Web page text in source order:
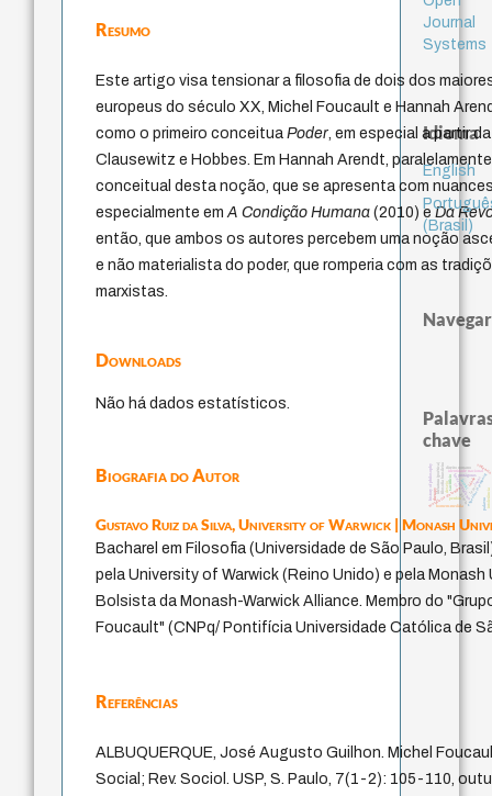
Resumo
Este artigo visa tensionar a filosofia de dois dos
europeus do século XX, Michel Foucault e Hannah
como o primeiro conceituaPoder, em especial a partir
Clausewitz e Hobbes. Em Hannah Arendt,
conceitual desta noção, que se apresenta com
especialmente emA Condição Humana (2010) eDa
então, que ambos os autores percebem uma noção
e não materialista do poder, que romperia com as
marxistas.
Downloads
Não há dados estatísticos.
Biografia do Autor
Gustavo Ruiz da Silva,University of Warwick | Monash
Bacharel em Filosofia (Universidade de São Paulo,
pela University of Warwick (Reino Unido) e pela
Bolsista da Monash-Warwick Alliance. Membro do
Foucault" (CNPq/ Pontifícia Universidade Católica de
Referências
ALBUQUERQUE, José Augusto Guilhon. Michel
Social; Rev. Sociol. USP, S. Paulo, 7(1-2): 105-110,
Journal
Systems
Idioma
English
(Brasil)
Navegar
chave
fundamentalismo
jacobi
protágorasexperiência temporal
metafísica do tempogénero
idade
intolerância
history of philosophy identidade nacional
homem-medida
filosofia brasileira
palavra
literatura (poética)
perdón
leyes
violencia
logos
direito romano
lei
desejosacrifício
therapy